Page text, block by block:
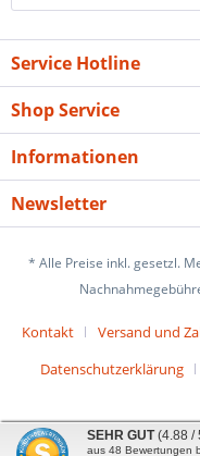
Service Hotline
Shop Service
Informationen
Newsletter
* Alle Preise inkl. gesetzl.
Kontakt Versand und
Datenschutzerklärung
SEHR GUT (4.88 /
aus 48 Bewertungen